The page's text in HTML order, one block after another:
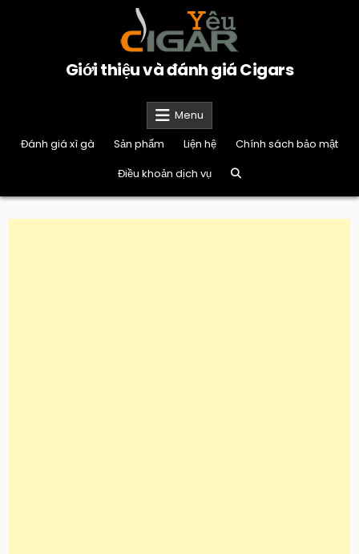
Giới thiệu và đánh giá Cigars
Menu
Đánh giá xì gà
Sản phẩm Liện hệ
Chính sách bảo mật
Điều khoản dịch vụ